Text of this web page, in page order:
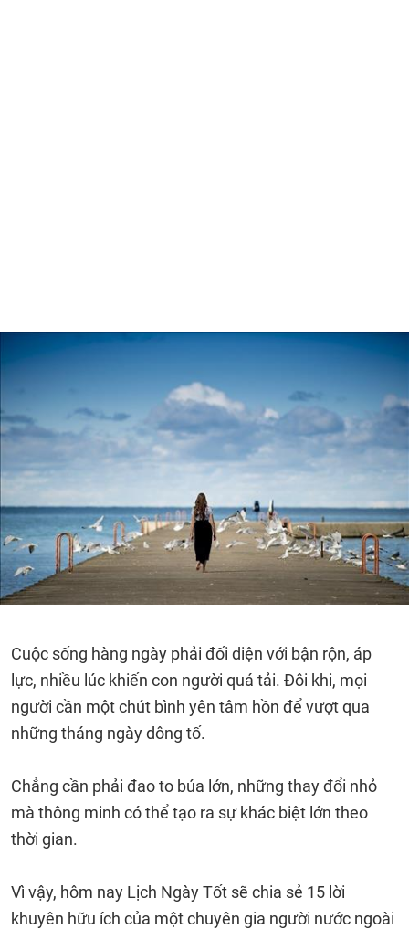
Cuộc sống hàng ngày phải đối diện với bận rộn, áp
lực, nhiều lúc khiến con người quá tải. Đôi khi, mọi
người cần một chút bình yên tâm hồn để vượt qua
những tháng ngày dông tố.
Chẳng cần phải đao to búa lớn, những thay đổi nhỏ
mà thông minh có thể tạo ra sự khác biệt lớn theo
thời gian.
Vì vậy, hôm nay Lịch Ngày Tốt sẽ chia sẻ 15 lời
khuyên hữu ích của một chuyên gia người nước ngoài